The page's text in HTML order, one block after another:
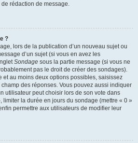
rédaction de message.
?
lors de la publication d’un nouveau sujet ou
d’un sujet (si vous en avez les
Sondage sous la partie message (si vous ne
pas le droit de créer des sondages).
et au moins deux options possibles, saisissez
des réponses. Vous pouvez aussi indiquer
utilisateur peut choisir lors de son vote dans
limiter la durée en jours du sondage (mettre « 0 »
permettre aux utilisateurs de modifier leur